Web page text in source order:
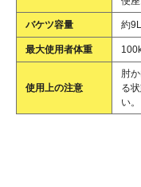
バケツ容量 約9L
最大使用者体重
使用上の注意
肘
る
い。